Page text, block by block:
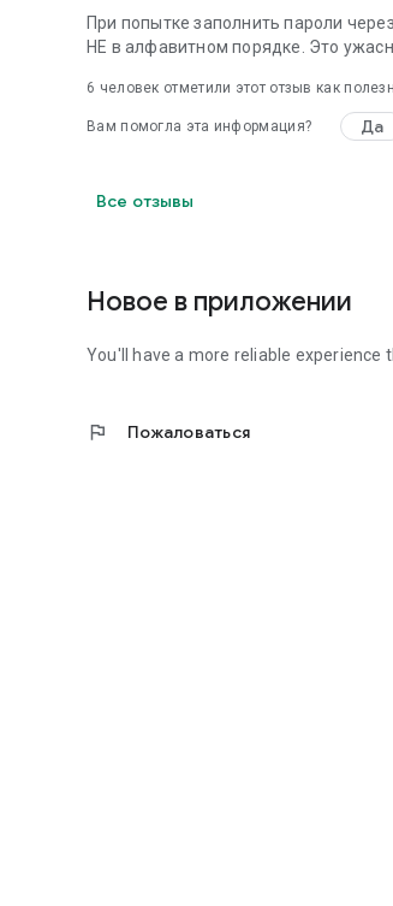
При попытке заполнить пароли
НЕ в алфавитном порядке. Это
6 человек отметили этот отзыв как
Вам помогла эта информация? Да
Все отзывы
Новое в приложении
You'll have a more reliable experience
flag Пожаловаться